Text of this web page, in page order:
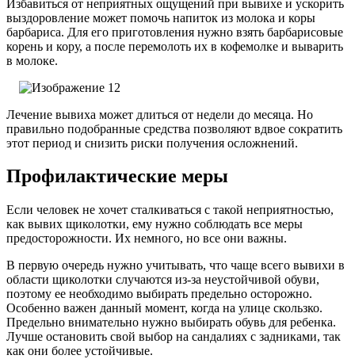
Избавиться от неприятных ощущений при вывихе и ускорить
выздоровление может помочь напиток из молока и коры
барбариса. Для его приготовления нужно взять барбарисовые
корень и кору, а после перемолоть их в кофемолке и выварить
в молоке.
Лечение вывиха может длиться от недели до месяца. Но
правильно подобранные средства позволяют вдвое сократить
этот период и снизить риски получения осложнений.
Профилактические меры
Если человек не хочет сталкиваться с такой неприятностью,
как вывих щиколотки, ему нужно соблюдать все меры
предосторожности. Их немного, но все они важны.
В первую очередь нужно учитывать, что чаще всего вывихи в
области щиколотки случаются из-за неустойчивой обуви,
поэтому ее необходимо выбирать предельно осторожно.
Особенно важен данный момент, когда на улице скользко.
Предельно внимательно нужно выбирать обувь для ребенка.
Лучше остановить свой выбор на сандалиях с задниками, так
как они более устойчивые.